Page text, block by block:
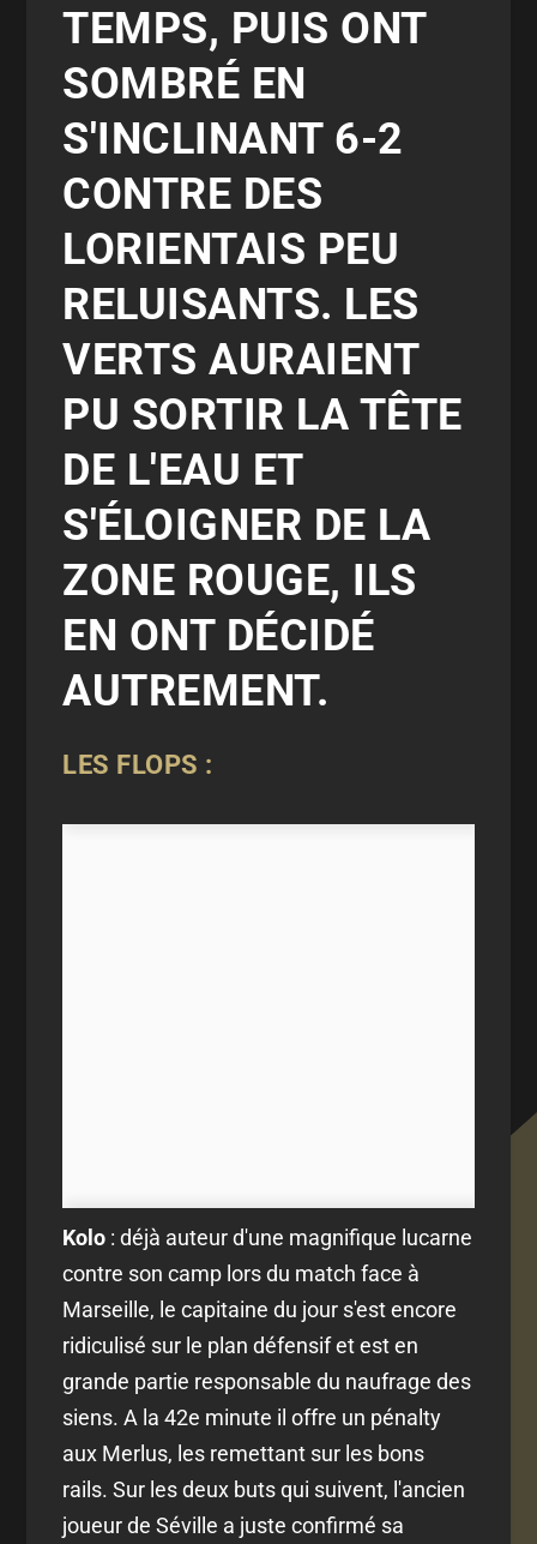
TEMPS, PUIS ONT
SOMBRÉ EN
S'INCLINANT 6-2
CONTRE DES
LORIENTAIS PEU
RELUISANTS. LES
VERTS AURAIENT
PU SORTIR LA TÊTE
DE L'EAU ET
S'ÉLOIGNER DE LA
ZONE ROUGE, ILS
EN ONT DÉCIDÉ
AUTREMENT.
LES FLOPS :
Kolo : déjà auteur d'une magnifique lucarne
contre son camp lors du match face à
Marseille, le capitaine du jour s'est encore
ridiculisé sur le plan défensif et est en
grande partie responsable du naufrage des
siens. A la 42e minute il offre un pénalty
aux Merlus, les remettant sur les bons
rails. Sur les deux buts qui suivent, l'ancien
joueur de Séville a juste confirmé sa